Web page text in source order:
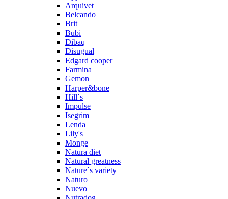
Arquivet
Belcando
Brit
Bubi
Dibaq
Disugual
Edgard cooper
Farmina
Gemon
Harper&bone
Hill´s
Impulse
Isegrim
Lenda
Lily's
Monge
Natura diet
Natural greatness
Nature´s variety
Naturo
Nuevo